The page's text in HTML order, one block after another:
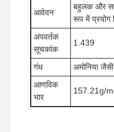
फैक्टरी यात्रा गुणवत्ता
आवेदन
बहुलक और
रूप में प्रयोग
अपवर्तक
सूचकांक
1.439
गंध
अमोनिया
आणविक
भार
157.21g/